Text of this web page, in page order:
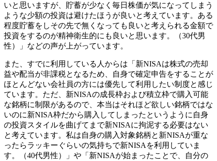
いと思いますが、貯蓄が少なく毎日株価が気になってしまう
ような少額の投資は避けたほうが良いと考えています。ある
程度貯蓄をしその先で無くなっても良いと考えられる金額で
投資をするのが精神衛生的にも良いと思います。（30代男
性）」などの声が上がっています。
また、すでに利用している人からは「新NISAは株式の売却
益や配当が非課税となるため、自身で確定申告をすることが
ほとんどない会社員の方には優先して利用したい制度と感じ
ています。ただ、新NISAの成長枠および積立枠で購入可能
な銘柄に制限があるので、本当はそれほど欲しい銘柄ではな
いのに新NISA枠だから購入してしまったというように自身
の投資スタイルを曲げてまで新NISAに拘泥する必要はない
と考えています。私は自身の購入対象銘柄と新NISAが重な
ったらラッキーぐらいの気持ちで新NISAを利用していま
す。（40代男性）」や「新NISAが始まったことで、自分の